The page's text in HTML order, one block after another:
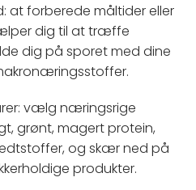
at forberede måltider eller
dig til at træffe
dig på sporet med dine
vælg næringsrige
grønt, magert protein,
og skær ned på
produkter.